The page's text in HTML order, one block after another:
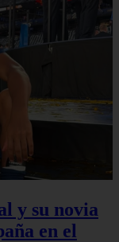
y su novia
en el